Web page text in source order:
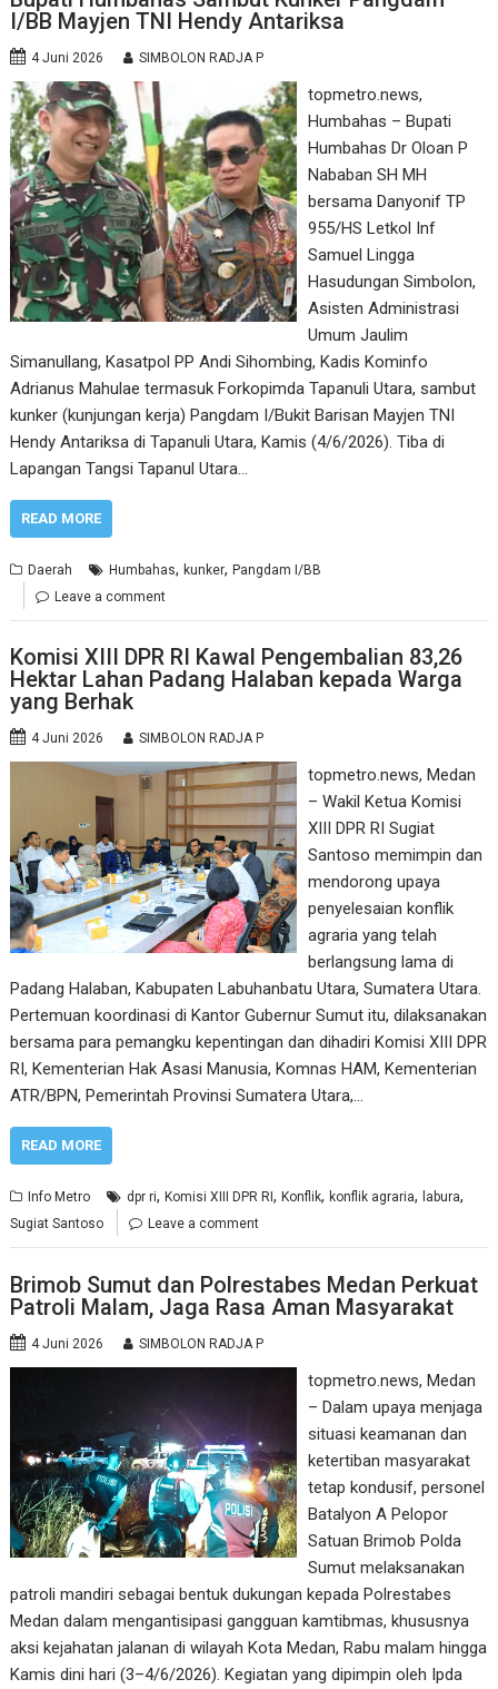
I/BB Mayjen TNI Hendy Antariksa
4 Juni 2026 SIMBOLON RADJA P
topmetro.news,
Humbahas – Bupati
Humbahas Dr Oloan P
Nababan SH MH
bersama Danyonif TP
955/HS Letkol Inf
Samuel Lingga
Hasudungan Simbolon,
Asisten Administrasi
Umum Jaulim
Simanullang, Kasatpol PP Andi Sihombing, Kadis Kominfo
Adrianus Mahulae termasuk Forkopimda Tapanuli Utara, sambut
kunker (kunjungan kerja) Pangdam I/Bukit Barisan Mayjen TNI
Hendy Antariksa di Tapanuli Utara, Kamis (4/6/2026). Tiba di
Lapangan Tangsi Tapanul Utara…
READ MORE
Daerah Humbahas,kunker,Pangdam I/BB
Leave a comment
Komisi XIII DPR RI Kawal Pengembalian 83,26
Hektar Lahan Padang Halaban kepada Warga
yang Berhak
4 Juni 2026 SIMBOLON RADJA P
topmetro.news, Medan
– Wakil Ketua Komisi
XIII DPR RI Sugiat
Santoso memimpin dan
mendorong upaya
penyelesaian konflik
agraria yang telah
berlangsung lama di
Padang Halaban, Kabupaten Labuhanbatu Utara, Sumatera Utara.
Pertemuan koordinasi di Kantor Gubernur Sumut itu, dilaksanakan
bersama para pemangku kepentingan dan dihadiri Komisi XIII DPR
RI, Kementerian Hak Asasi Manusia, Komnas HAM, Kementerian
ATR/BPN, Pemerintah Provinsi Sumatera Utara,…
READ MORE
Info Metro dpr ri,Komisi XIII DPR RI,Konflik,konflik agraria, labura,
Sugiat Santoso Leave a comment
Brimob Sumut dan Polrestabes Medan Perkuat
Patroli Malam, Jaga Rasa Aman Masyarakat
4 Juni 2026 SIMBOLON RADJA P
topmetro.news, Medan
– Dalam upaya menjaga
situasi keamanan dan
ketertiban masyarakat
tetap kondusif, personel
Batalyon A Pelopor
Satuan Brimob Polda
Sumut melaksanakan
patroli mandiri sebagai bentuk dukungan kepada Polrestabes
Medan dalam mengantisipasi gangguan kamtibmas, khususnya
aksi kejahatan jalanan di wilayah Kota Medan, Rabu malam hingga
Kamis dini hari (3–4/6/2026). Kegiatan yang dipimpin oleh Ipda